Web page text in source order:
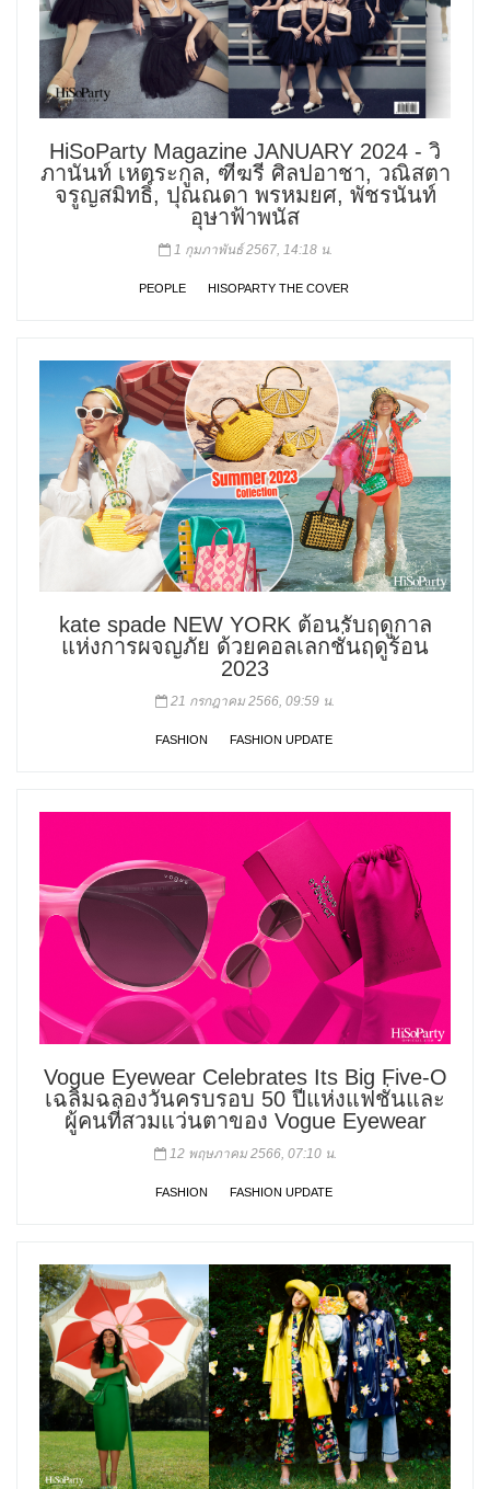
HiSoParty Magazine JANUARY 2024 - วิ
ภานันท์ เหตระกูล, ฑีฆรี ศิลปอาชา, วณิสตา
จรูญสมิทธิ์, ปุณณดา พรหมยศ, พัชรนันท์
อุษาฟ้าพนัส
1 กุมภาพันธ์ 2567, 14:18 น.
PEOPLE HISOPARTY THE COVER
kate spade NEW YORK ต้อนรับฤดูกาล
แห่งการผจญภัย ด้วยคอลเลกชั่นฤดูร้อน
2023
21 กรกฎาคม 2566, 09:59 น.
FASHION FASHION UPDATE
Vogue Eyewear Celebrates Its Big Five-O
เฉลิมฉลองวันครบรอบ 50 ปีแห่งแฟชั่นและ
ผู้คนที่สวมแว่นตาของ Vogue Eyewear
12 พฤษภาคม 2566, 07:10 น.
FASHION FASHION UPDATE